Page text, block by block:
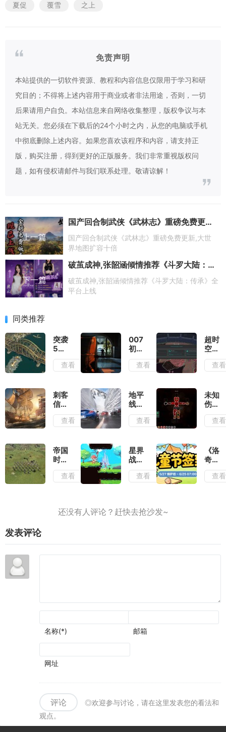
夏促 覆雪 之上
免责声明
本站提供的一切软件资源、教程和内容信息仅限用于学习和研
究目的；不得将上述内容用于商业或者非法用途，否则，一切
后果请用户自负。本站信息来自网络收集整理，版权争议与本
站无关。您必须在下载后的24个小时之内，从您的电脑或手机
中彻底删除上述内容。如果您喜欢该程序和内容，请支持正
版，购买注册，得到更好的正版服务。我们非常重视版权问
题，如有侵权请邮件与我们联系处理。敬请谅解！
上一篇
国产回合制武侠《武林志》重磅免费更新,大世界地图扩容十倍
国产回合制武侠《武林志》重磅免费更新,大世
界地图扩容十倍
下一篇
破茧成神,张韶涵倾情推荐《斗罗大陆：传承》全平台上线
破茧成神,张韶涵倾情推荐《斗罗大陆：传承》全
平台上线
同类推荐
突袭
5测
评：
除了
优点
可言
查看
007
初露
锋芒
准则
就是
出其
不意
查看
超时
空地
牢测
评：
间穿
梭找
到合
适的
查看
刺客
信条
黑旗
记忆
评：
大体
玩法
不变
了视
查看
地平
线6
测
评：
厚到
几乎
无法
忽视
查看
未知
伤亡
测
评：
经是
拼尽
全力
查看
帝国
时代
4岳
飞传
叙事
查看
星界
战士
测
评：
神作
查看
《洛
奇》
童趣
查看
发表评论
名称(*) 邮箱
网址
评论
◎欢迎参与讨论，请在这里发表您的看法和
观点。